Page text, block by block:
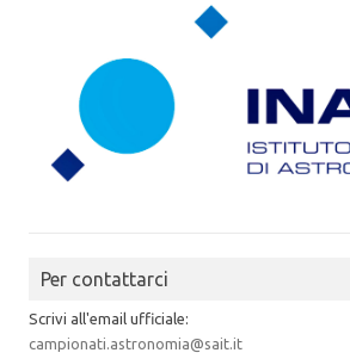
Per contattarci
Scrivi all'email ufficiale:
campionati.astronomia@sait.it